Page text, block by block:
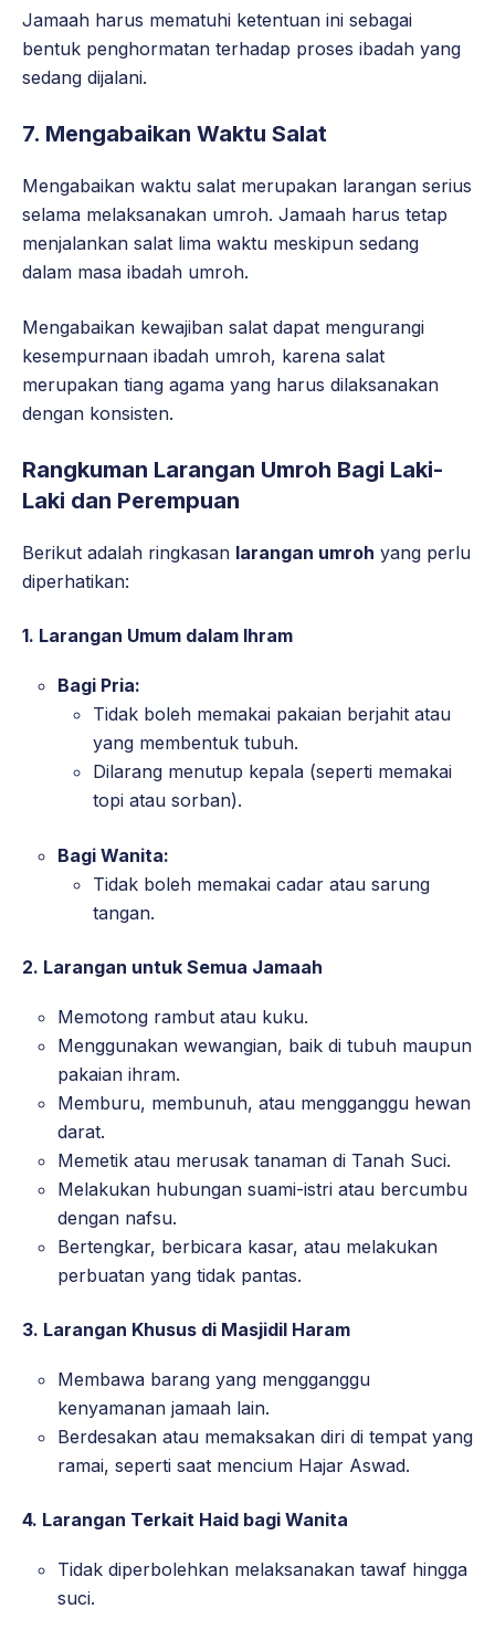
Jamaah harus mematuhi ketentuan ini sebagai
bentuk penghormatan terhadap proses ibadah yang
sedang dijalani.
7. Mengabaikan Waktu Salat
Mengabaikan waktu salat merupakan larangan serius
selama melaksanakan umroh. Jamaah harus tetap
menjalankan salat lima waktu meskipun sedang
dalam masa ibadah umroh.
Mengabaikan kewajiban salat dapat mengurangi
kesempurnaan ibadah umroh, karena salat
merupakan tiang agama yang harus dilaksanakan
dengan konsisten.
Rangkuman Larangan Umroh Bagi Laki-
Laki dan Perempuan
Berikut adalah ringkasan larangan umroh yang perlu
diperhatikan:
1. Larangan Umum dalam Ihram
Bagi Pria:
Tidak boleh memakai pakaian berjahit atau
yang membentuk tubuh.
Dilarang menutup kepala (seperti memakai
topi atau sorban).
Bagi Wanita:
Tidak boleh memakai cadar atau sarung
tangan.
2. Larangan untuk Semua Jamaah
Memotong rambut atau kuku.
Menggunakan wewangian, baik di tubuh maupun
pakaian ihram.
Memburu, membunuh, atau mengganggu hewan
darat.
Memetik atau merusak tanaman di Tanah Suci.
Melakukan hubungan suami-istri atau bercumbu
dengan nafsu.
Bertengkar, berbicara kasar, atau melakukan
perbuatan yang tidak pantas.
3. Larangan Khusus di Masjidil Haram
Membawa barang yang mengganggu
kenyamanan jamaah lain.
Berdesakan atau memaksakan diri di tempat yang
ramai, seperti saat mencium Hajar Aswad.
4. Larangan Terkait Haid bagi Wanita
Tidak diperbolehkan melaksanakan tawaf hingga
suci.